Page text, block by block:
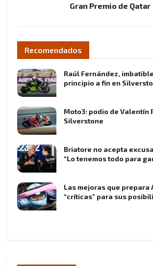
Gran Premio de Qatar
Recomendados
Raúl Fernández,
principio a fin en
Moto3: podio de Valentín
Silverstone
Briatore no acepta
“Lo tenemos todo para
Las mejoras que prepara
“críticas” para sus